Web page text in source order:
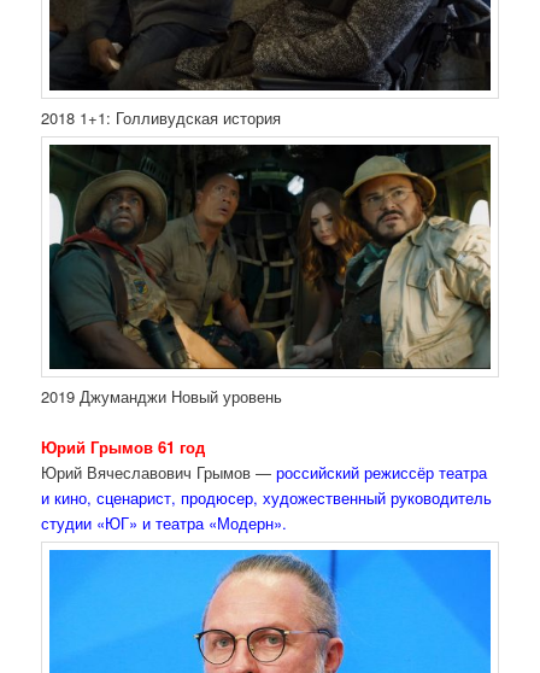
2018 1+1: Голливудская история
2019 Джуманджи Новый уровень
Юрий Грымов 61 год
Юрий Вячеславович Грымов —российский режиссёр театра
и кино, сценарист, продюсер, художественный руководитель
студии «ЮГ» и театра «Модерн».